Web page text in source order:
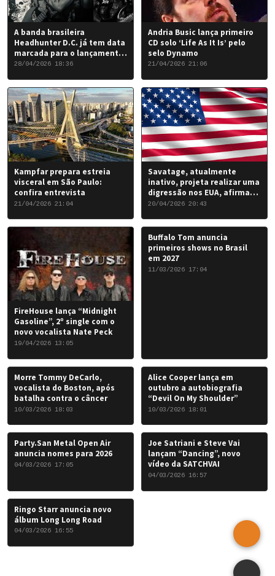
A banda brasileira
Headhunter D.C. já tem data
marcada para o lançamento
do seu novo álbum “Rise of
28/04/2026 18:36
Andria Busic lança primeiro
CD solo ‘Life As It Is’ pelo
selo Dynamo
21/04/2026 21:06
Kampfar prepara estreia
visceral em São Paulo:
confira entrevista
21/04/2026 21:04
Savatage, atualmente
inativo, projeta realizar uma
digressão nos EUA, afirma
Chris Caffery
20/04/2026 20:43
FireHouse lança “Midnight
Gasoline”, 2º single com o
novo vocalista Nate Peck
19/04/2026 13:05
Buffalo Tom anuncia
primeiros shows no Brasil
em 2027
11/03/2026 17:04
Morre Tommy DeCarlo,
vocalista do Boston, após
batalha contra o câncer
10/03/2026 18:03
Alice Cooper lança em
outubro a autobiografia
“Devil On My Shoulder”
10/03/2026 18:01
Party.San Metal Open Air
anuncia nomes para 2026
04/03/2026 17:05
Joe Satriani e Steve Vai
lançam “Dancing”, novo
vídeo da SATCHVAI
04/03/2026 16:57
Ringo Starr anuncia novo
álbum Long Long Road
04/03/2026 16:55